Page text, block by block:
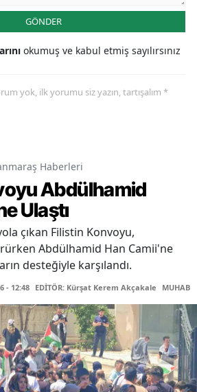
GÖNDER
okumuş ve kabul etmiş sayılırsınız
yok, ilk yorumu siz yazın, tartışalım *
Haberleri
Abdülhamid
Ulaştı
çıkan Filistin Konvoyu,
Abdülhamid Han Camii'ne
desteğiyle karşılandı.
- 12:48 EDİTÖR: Kürşat Kerem Akçakale